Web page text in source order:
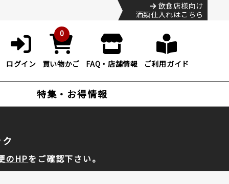
飲食店様向け
酒類仕入れはこちら
ログイン
0
買い物かご FAQ・店舗情報 ご利用ガイド
特集・お得情報
のHPをご確認下さい。